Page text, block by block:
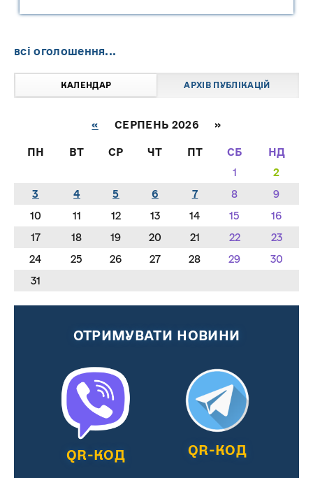
всі оголошення...
КАЛЕНДАР АРХІВ ПУБЛІКАЦІЙ
« СЕРПЕНЬ 2026 »
ПН ВТ СР ЧТ ПТ СБ
НД
1
2
3
4 5 6 7 8
9
10
11 12 13 14 15
16
17
18 19 20 21 22
23
24
25 26 27 28 29
30
31
ОТРИМУВАТИ НОВИНИ
QR-КОД QR-КОД